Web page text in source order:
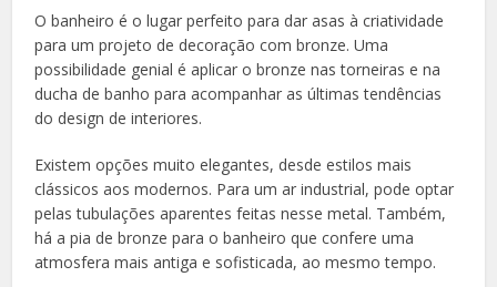
O banheiro é o lugar perfeito para dar asas à criatividade
para um projeto de decoração com bronze. Uma
possibilidade genial é aplicar o bronze nas torneiras e na
ducha de banho para acompanhar as últimas tendências
do design de interiores.
Existem opções muito elegantes, desde estilos mais
clássicos aos modernos. Para um ar industrial, pode optar
pelas tubulações aparentes feitas nesse metal. Também,
há a pia de bronze para o banheiro que confere uma
atmosfera mais antiga e sofisticada, ao mesmo tempo.